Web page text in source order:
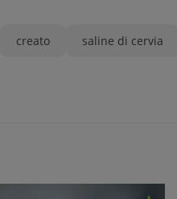
creato saline di cervia